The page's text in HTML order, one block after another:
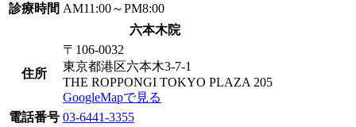
診療時間 AM11:00～PM8:00
六本木院
住所
〒106-0032
東京都港区六本木3-7-1
THE ROPPONGI TOKYO PLAZA 205
GoogleMapで見る
電話番号 03-6441-3355